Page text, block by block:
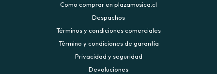
Como comprar en plazamusica.cl
Despachos
Términos y condiciones comerciales
Término y condiciones de garantía
Privacidad y seguridad
Devoluciones